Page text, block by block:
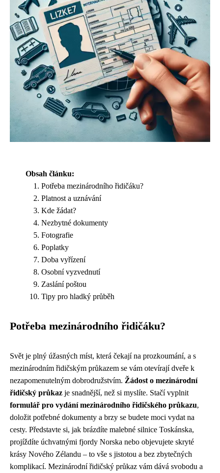
Obsah článku:
Potřeba mezinárodního řidičáku?
Platnost a uznávání
Kde žádat?
Nezbytné dokumenty
Fotografie
Poplatky
Doba vyřízení
Osobní vyzvednutí
Zaslání poštou
Tipy pro hladký průběh
Potřeba mezinárodního řidičáku?
Svět je plný úžasných míst, která čekají na prozkoumání, a s
mezinárodním řidičským průkazem se vám otevírají dveře k
nezapomenutelným dobrodružstvím. Žádost o mezinárodní
řidičský průkaz je snadnější, než si myslíte. Stačí vyplnit
formulář pro vydání mezinárodního řidičského průkazu,
doložit potřebné dokumenty a brzy se budete moci vydat na
cesty. Představte si, jak brázdíte malebné silnice Toskánska,
projíždíte úchvatnými fjordy Norska nebo objevujete skryté
krásy Nového Zélandu – to vše s jistotou a bez zbytečných
komplikací. Mezinárodní řidičský průkaz vám dává svobodu a